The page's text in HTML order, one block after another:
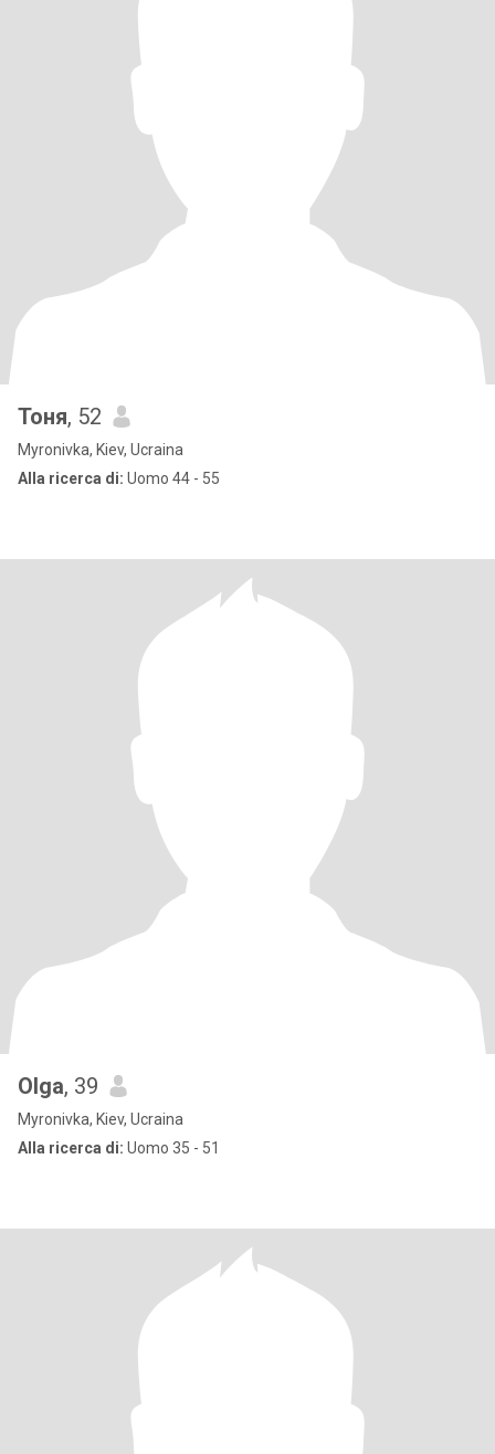
Тоня, 52
Myronivka, Kiev, Ucraina
Alla ricerca di: Uomo 44 - 55
Olga, 39
Myronivka, Kiev, Ucraina
Alla ricerca di: Uomo 35 - 51